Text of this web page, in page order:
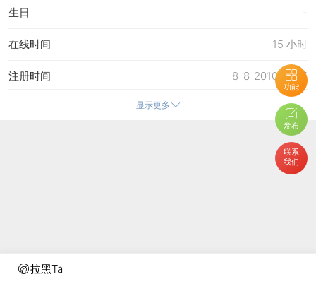
拉黑Ta
功能
发布
联系
我们
-
生日
15 小时
在线时间
8-8-2010 15:25
注册时间
2-6-2015 20:08
2-6-2015 20:08
18-3-2015 07:17
显示更多